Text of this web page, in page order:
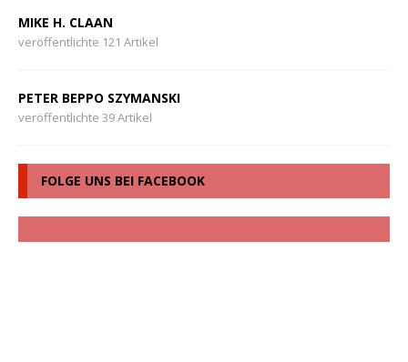
MIKE H. CLAAN
veröffentlichte 121 Artikel
PETER BEPPO SZYMANSKI
veröffentlichte 39 Artikel
FOLGE UNS BEI FACEBOOK